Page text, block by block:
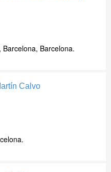
Barcelona.
Calvo